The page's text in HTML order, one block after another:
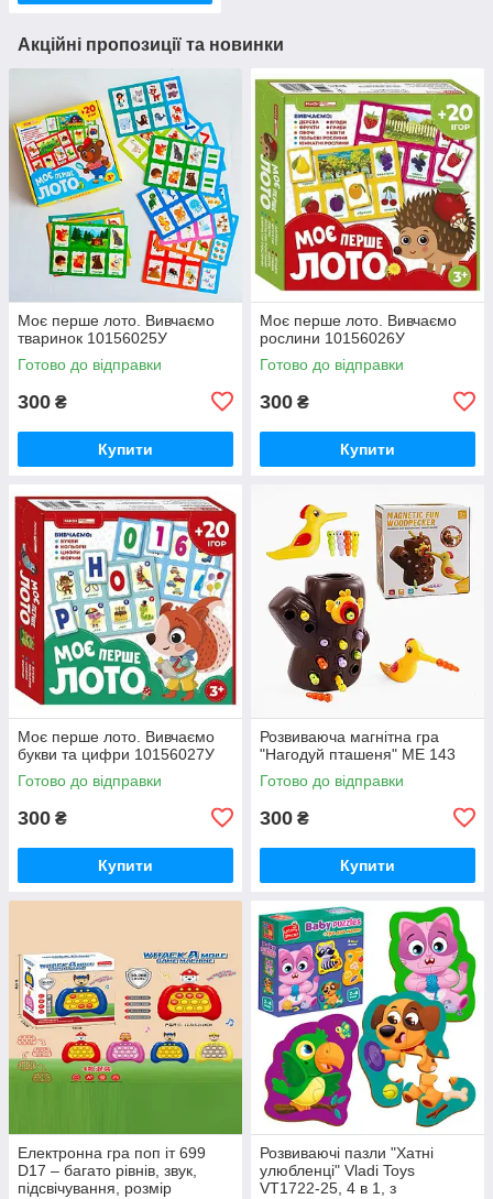
Акційні пропозиції та новинки
Моє перше лото. Вивчаємо
тваринок 10156025У
Готово до відправки
300 ₴
Купити
Моє перше лото. Вивчаємо
рослини 10156026У
Готово до відправки
300 ₴
Купити
Моє перше лото. Вивчаємо
букви та цифри 10156027У
Готово до відправки
300 ₴
Купити
Розвиваюча магнітна гра
"Нагодуй пташеня" ME 143
Готово до відправки
300 ₴
Купити
Електронна гра поп іт 699
D17 – багато рівнів, звук,
підсвічування, розмір
Розвиваючі пазли "Хатні
улюбленці" Vladi Toys
VT1722-25, 4 в 1, з